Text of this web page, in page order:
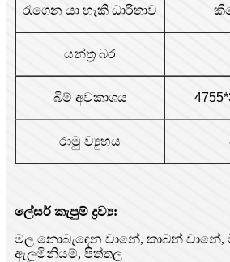
රැගෙන යා හැකි ධාරිතාව
යන්ත්‍ර බර
බිම් අවකාශය
රාමු ව්‍යුහය
ලේසර් කැපුම් ද්‍රව්‍ය:
මල නොබැඳෙන වානේ, කාබන් වානේ,
ඇලුමිනියම්, පිත්තල